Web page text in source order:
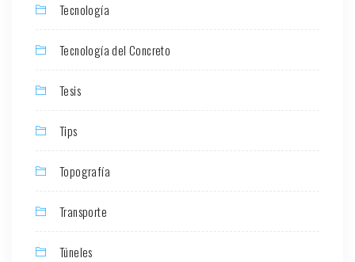
Tecnología
Tecnología del Concreto
Tesis
Tips
Topografía
Transporte
Túneles